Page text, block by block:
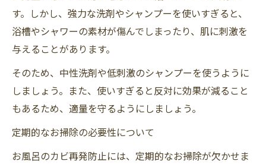
す。しかし、強力な洗剤やシャンプーを使いすぎると、
浴槽やシャワーの素材が傷んでしまったり、肌に刺激を
与えることがあります。
そのため、中性洗剤や低刺激のシャンプーを使うように
しましょう。また、使いすぎると反対に効果が減ること
もあるため、適量を守るようにしましょう。
定期的なお掃除の必要性について
お風呂のカビ再発防止には、定期的なお掃除が欠かせま